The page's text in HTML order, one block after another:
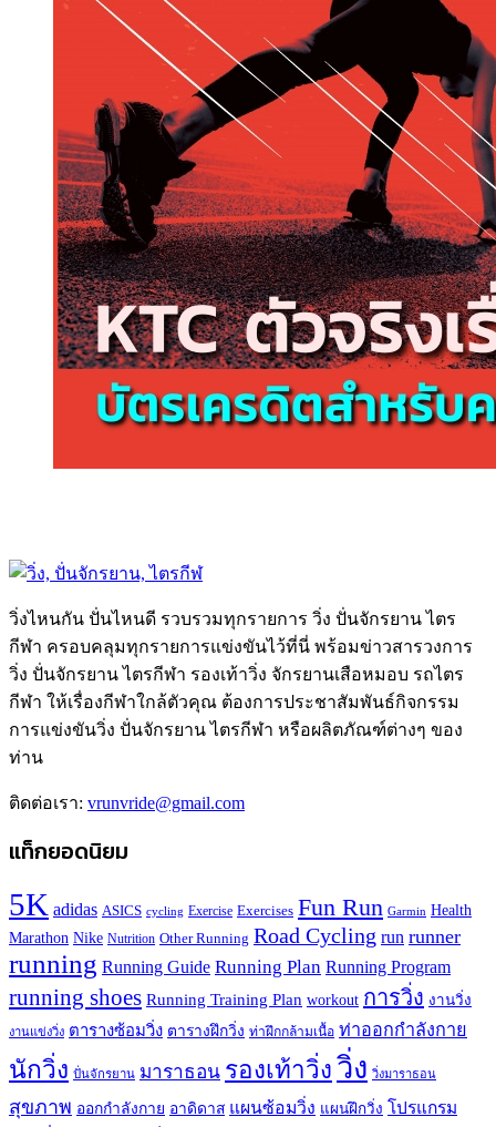
วิ่งไหนกัน ปั่นไหนดี รวบรวมทุกรายการ วิ่ง ปั่นจักรยาน ไตร
กีฬา ครอบคลุมทุกรายการแข่งขันไว้ที่นี่ พร้อมข่าวสารวงการ
วิ่ง ปั่นจักรยาน ไตรกีฬา รองเท้าวิ่ง จักรยานเสือหมอบ รถไตร
กีฬา ให้เรื่องกีฬาใกล้ตัวคุณ ต้องการประชาสัมพันธ์กิจกรรม
การแข่งขันวิ่ง ปั่นจักรยาน ไตรกีฬา หรือผลิตภัณฑ์ต่างๆ ของ
ท่าน
ติดต่อเรา: vrunvride@gmail.com
แท็กยอดนิยม
5K adidas ASICS cycling Exercise Exercises Fun Run Garmin Health
Marathon Nike Nutrition Other Running Road Cycling run runner
running Running Guide Running Plan Running Program
running shoes Running Training Plan workout การวิ่ง งานวิ่ง
งานแข่งวิ่ง ตารางซ้อมวิ่ง ตารางฝึกวิ่ง ท่าฝึกกล้ามเนื้อ ท่าออกกำลังกาย
นักวิ่ง ปั่นจักรยาน มาราธอน รองเท้าวิ่ง วิ่ง วิ่งมาราธอน
สุขภาพ ออกกำลังกาย อาดิดาส แผนซ้อมวิ่ง แผนฝึกวิ่ง โปรแกรม